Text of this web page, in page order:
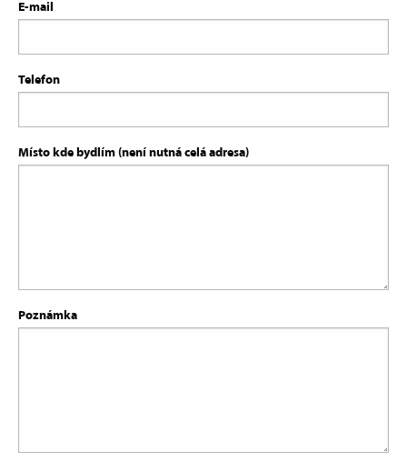
E-mail
Telefon
Místo kde bydlím (není nutná celá adresa)
Poznámka